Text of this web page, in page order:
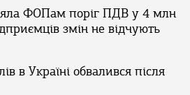
ФОПам поріг ПДВ у 4 млн
змін не відчують
в Україні обвалився після